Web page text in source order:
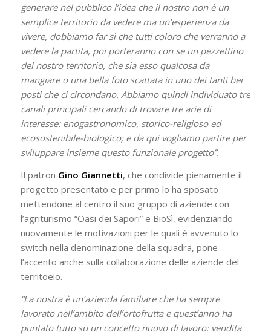
generare nel pubblico l’idea che il nostro non è un
semplice territorio da vedere ma un’esperienza da
vivere, dobbiamo far sì che tutti coloro che verranno a
vedere la partita, poi porteranno con se un pezzettino
del nostro territorio, che sia esso qualcosa da
mangiare o una bella foto scattata in uno dei tanti bei
posti che ci circondano. Abbiamo quindi individuato tre
canali principali cercando di trovare tre arie di
interesse: enogastronomico, storico-religioso ed
ecosostenibile-biologico; e da qui vogliamo partire per
sviluppare insieme questo funzionale progetto”.
Il patron Gino Giannetti, che condivide pienamente il
progetto presentato e per primo lo ha sposato
mettendone al centro il suo gruppo di aziende con
l’agriturismo “Oasi dei Sapori” e BioSì, evidenziando
nuovamente le motivazioni per le quali è avvenuto lo
switch nella denominazione della squadra, pone
l’accento anche sulla collaborazione delle aziende del
territoeio.
“La nostra è un’azienda familiare che ha sempre
lavorato nell’ambito dell’ortofrutta e quest’anno ha
puntato tutto su un concetto nuovo di lavoro: vendita